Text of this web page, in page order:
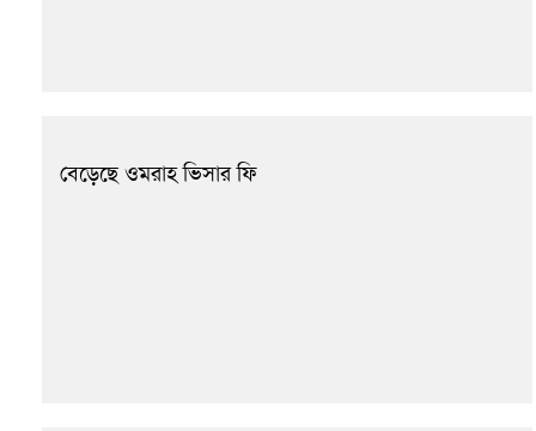
বেড়েছে ওমরাহ ভিসার ফি